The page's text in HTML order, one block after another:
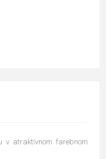
v atraktívnom farebnom